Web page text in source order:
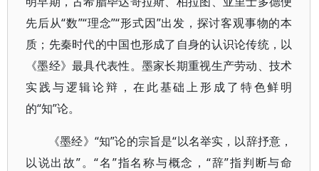
先后从“数”“理念”“形式因”出发，探讨客观事物的本
质；先秦时代的中国也形成了自身的认识论传统，以
《墨经》最具代表性。墨家长期重视生产劳动、技术
实践与逻辑论辩，在此基础上形成了特色鲜明
的“知”论。
《墨经》“知”论的宗旨是“以名举实，以辞抒意，
以说出故”。“名”指名称与概念，“辞”指判断与命